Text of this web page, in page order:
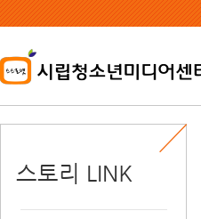
본
문
용
바
가
기
스토리 LINK